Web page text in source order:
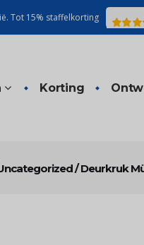
Tot 15% staffelkorting
Korting
/Deurkruk